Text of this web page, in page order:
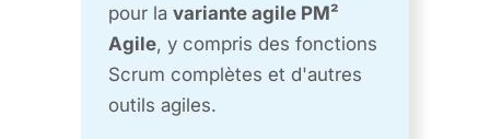
pour la variante agile PM²
Agile, y compris des fonctions
Scrum complètes et d'autres
outils agiles.